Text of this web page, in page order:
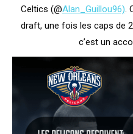
Celtics (@Alan_Guillou96).
draft, une fois les caps de
c’est un